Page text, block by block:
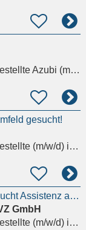
Zahnmedizinische Fachangestellte Azubi (m/w/d)
gesucht!
(m/w/d)in Hamburg
Parodontologie im Norden sucht Assistenz auf Augenhöhe. ZFA Vollzeit (m/w/d) | Hamburg-Blankenese
GmbH
(m/w/d)in Hamburg, Wandsbek